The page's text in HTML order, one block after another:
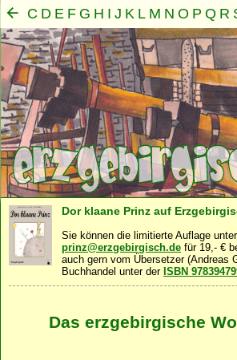
C D E F G H I J K L M N O P Q R
Z A B
Mensch·Seele·Geist · Familie·
Dor klaane Prinz auf
Sie können die limitierte Auflage unter
prinz@erzgebirgisch.de für 19,- €
auch gern vom Übersetzer (Andreas
Buchhandel unter der ISBN
Das erzgebirgische